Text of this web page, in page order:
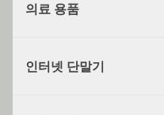
의료 용품
인터넷 단말기